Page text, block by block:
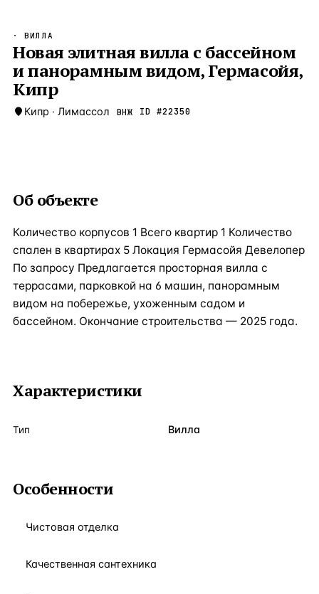
Новороссийск —Локация Россия · 2
Стамбул —Локация Турция · 2
Анталия
· ВИЛЛА
Новая элитная вилла с бассейном
и панорамным видом, Гермасойя,
Кипр
Кипр · Лимассол ВНЖ ID #22350
Об объекте
Количество корпусов 1 Всего квартир 1 Количество
спален в квартирах 5 Локация Гермасойя Девелопер
По запросу Предлагается просторная вилла с
террасами, парковкой на 6 машин, панорамным
видом на побережье, ухоженным садом и
бассейном. Окончание строительства — 2025 года.
Характеристики
Тип Вилла
Особенности
Чистовая отделка
Качественная сантехника